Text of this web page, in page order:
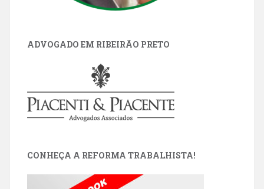
ADVOGADO EM RIBEIRÃO PRETO
CONHEÇA A REFORMA TRABALHISTA!